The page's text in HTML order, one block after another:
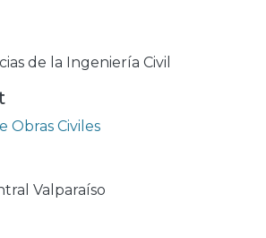
de la Ingeniería Civil
Obras Civiles
Valparaíso